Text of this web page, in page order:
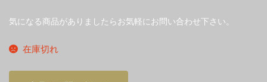
気になる商品がありましたらお気軽にお問い合わせ下さい。
在庫切れ